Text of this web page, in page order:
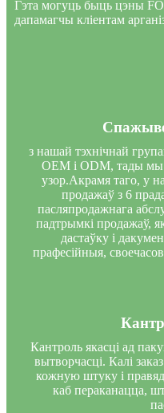
Гэта могуць быць цэны
дапамагчы кліентам
з нашай тэхнічнай
OEM і ODM, тады
узор.Акрамя таго, у
продажаў з 6
пасляпродажнага
падтрымкі продажаў,
дастаўку і
прафесійныя,
Кантроль якасці ад
вытворчасці. Калі
кожную штуку і
каб пераканацца,